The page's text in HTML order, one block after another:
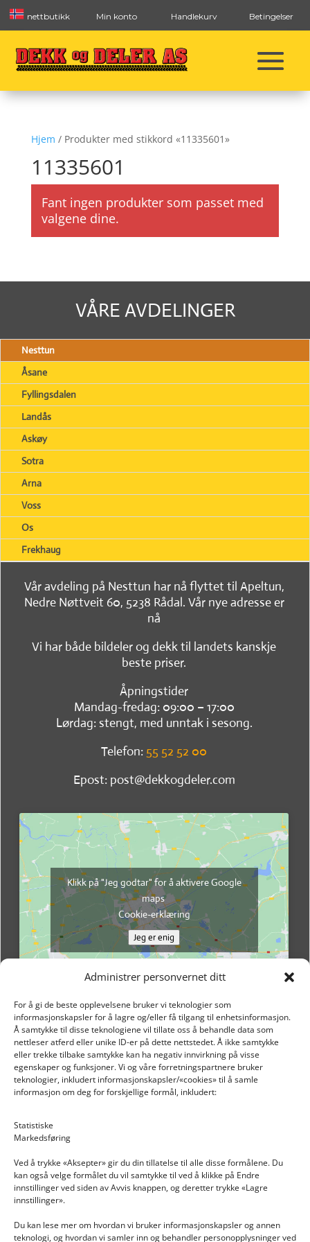
Administrer personvernet ditt
For å gi de beste opplevelsene bruker vi teknologier som
informasjonskapsler for å lagre og/eller få tilgang til enhetsinformasjon.
Å samtykke til disse teknologiene vil tillate oss å behandle data som
nettleser atferd eller unike ID-er på dette nettstedet. Å ikke samtykke
eller trekke tilbake samtykke kan ha negativ innvirkning på visse
egenskaper og funksjoner. Vi og våre forretningspartnere bruker
teknologier, inkludert informasjonskapsler/«cookies» til å samle
informasjon om deg for forskjellige formål, inkludert:
Statistiske
Markedsføring
Ved å trykke «Aksepter» gir du din tillatelse til alle disse formålene. Du
kan også velge formålet du vil samtykke til ved å klikke på Endre
innstillinger ved siden av Avvis knappen, og deretter trykke «Lagre
innstillinger».
Du kan lese mer om hvordan vi bruker informasjonskapsler og annen
teknologi, og hvordan vi samler inn og behandler personopplysninger ved
nettbutikk Min konto Handlekurv Betingelser
Hjem / Produkter med stikkord «11335601»
11335601
Fant ingen produkter som passet med
valgene dine.
VÅRE AVDELINGER
Nesttun
Åsane
Fyllingsdalen
Landås
Askøy
Sotra
Arna
Voss
Os
Frekhaug
Vår avdeling på Nesttun har nå flyttet til Apeltun,
Nedre Nøttveit 60, 5238 Rådal. Vår nye adresse er
nå
Vi har både bildeler og dekk til landets kanskje
beste priser.
Åpningstider
Mandag-fredag: 09:00 – 17:00
Lørdag: stengt, med unntak i sesong.
Telefon: 55 52 52 00
Epost: post@dekkogdeler.com
Klikk på "Jeg godtar" for å aktivere Google
maps
Cookie-erklæring
Jeg er enig
INFORMASJON